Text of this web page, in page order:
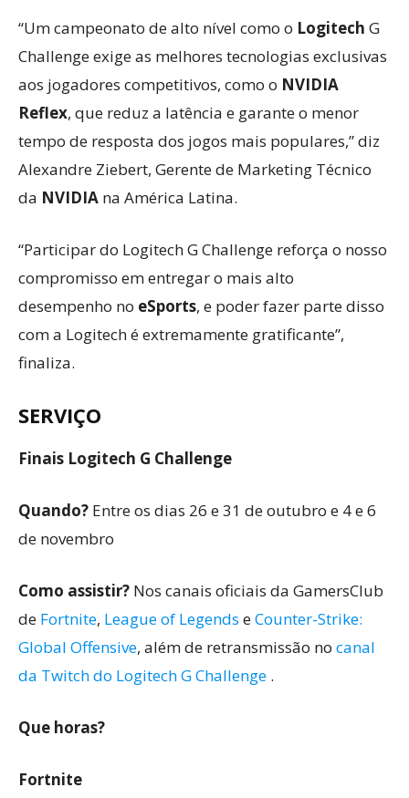
“Um campeonato de alto nível como o Logitech G
Challenge exige as melhores tecnologias exclusivas
aos jogadores competitivos, como o NVIDIA
Reflex, que reduz a latência e garante o menor
tempo de resposta dos jogos mais populares,” diz
Alexandre Ziebert, Gerente de Marketing Técnico
da NVIDIA na América Latina.
“Participar do Logitech G Challenge reforça o nosso
compromisso em entregar o mais alto
desempenho no eSports, e poder fazer parte disso
com a Logitech é extremamente gratificante”,
finaliza.
SERVIÇO
Finais Logitech G Challenge
Quando? Entre os dias 26 e 31 de outubro e 4 e 6
de novembro
Como assistir? Nos canais oficiais da GamersClub
de Fortnite, League of Legends eCounter-Strike:
Global Offensive, além de retransmissão no canal
da Twitch do Logitech G Challenge .
Que horas?
Fortnite